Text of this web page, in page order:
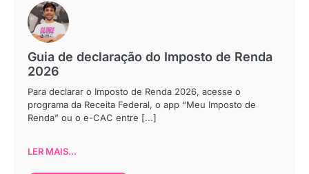
Guia de declaração do Imposto de Renda
2026
Para declarar o Imposto de Renda 2026, acesse o
programa da Receita Federal, o app “Meu Imposto de
Renda” ou o e-CAC entre [...]
LER MAIS...